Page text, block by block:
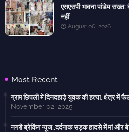
एसएसपी भावना पांडेय सख्त:
नहीं
August 06, 2026
Most Recent
ग्राम छिपली में दिनदहाड़े युवक की हत्या, क्षेत्र में
November 02, 2025
नगरी ब्रेकिंग न्यूज..दर्दनाक सड़क हादसे में मां और